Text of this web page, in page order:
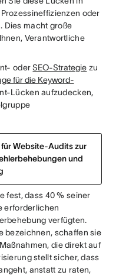
oder
Dies macht große
Verantwortliche
oderSEO-Strategie zu
für die Keyword-
Lücken aufzudecken,
für Website-Audits zur
und
fest, dass 40 % seiner
erforderlichen
verfügten.
bezeichnen, schaffen sie
die direkt auf
stellt sicher, dass
anstatt zu raten,